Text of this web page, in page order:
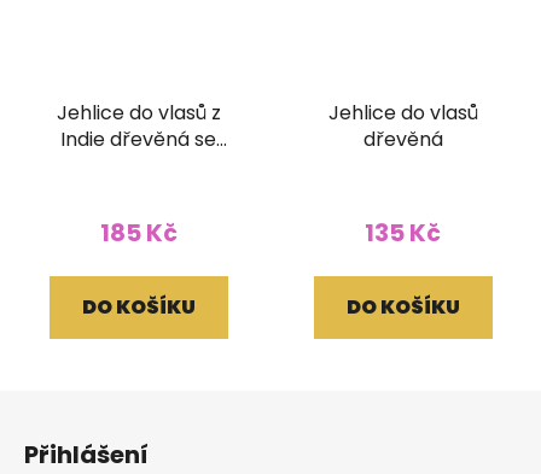
Jehlice do vlasů z
Indie dřevěná se
185 Kč
DO KOŠÍKU
Jehlice do vlasů
dřevěná
135 Kč
DO KOŠÍKU
Přihlášení